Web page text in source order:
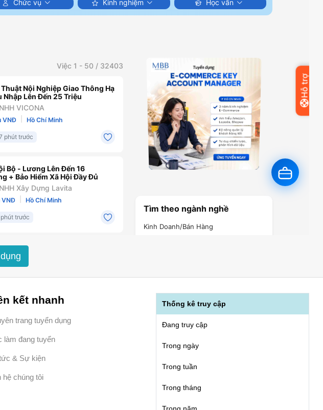
kết nhanh
trang tuyển dụng
làm đang tuyển
& Sự kiện
hệ chúng tôi
Thống kê truy cập
Đang truy cập
Trong ngày
Trong tuần
Trong tháng